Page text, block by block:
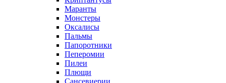
Маранты
Монстеры
Оксалисы
Пальмы
Папоротники
Пеперомии
Пилеи
Плющи
Сансевиерии